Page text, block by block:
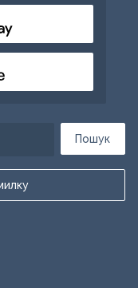
Пошук